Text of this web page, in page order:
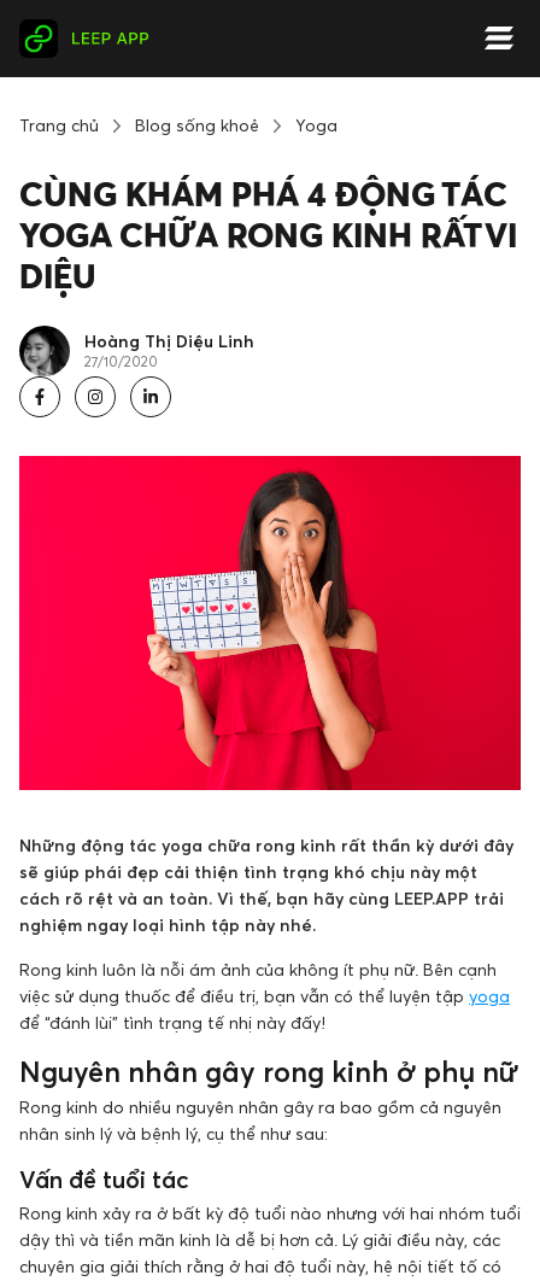
Trang chủ Blog sống khoẻ Yoga
CÙNG KHÁM PHÁ 4 ĐỘNG TÁC
YOGA CHỮA RONG KINH RẤT VI
DIỆU
Hoàng Thị Diệu Linh
27/10/2020
Những động tác yoga chữa rong kinh rất thần kỳ dưới đây
sẽ giúp phái đẹp cải thiện tình trạng khó chịu này một
cách rõ rệt và an toàn. Vì thế, bạn hãy cùng LEEP.APP trải
nghiệm ngay loại hình tập này nhé.
Rong kinh luôn là nỗi ám ảnh của không ít phụ nữ. Bên cạnh
việc sử dụng thuốc để điều trị, bạn vẫn có thể luyện tập yoga
để “đánh lùi” tình trạng tế nhị này đấy!
Nguyên nhân gây rong kinh ở phụ nữ
Rong kinh do nhiều nguyên nhân gây ra bao gồm cả nguyên
nhân sinh lý và bệnh lý, cụ thể như sau:
Vấn đề tuổi tác
Rong kinh xảy ra ở bất kỳ độ tuổi nào nhưng với hai nhóm tuổi
dậy thì và tiền mãn kinh là dễ bị hơn cả. Lý giải điều này, các
chuyên gia giải thích rằng ở hai độ tuổi này, hệ nội tiết tố có